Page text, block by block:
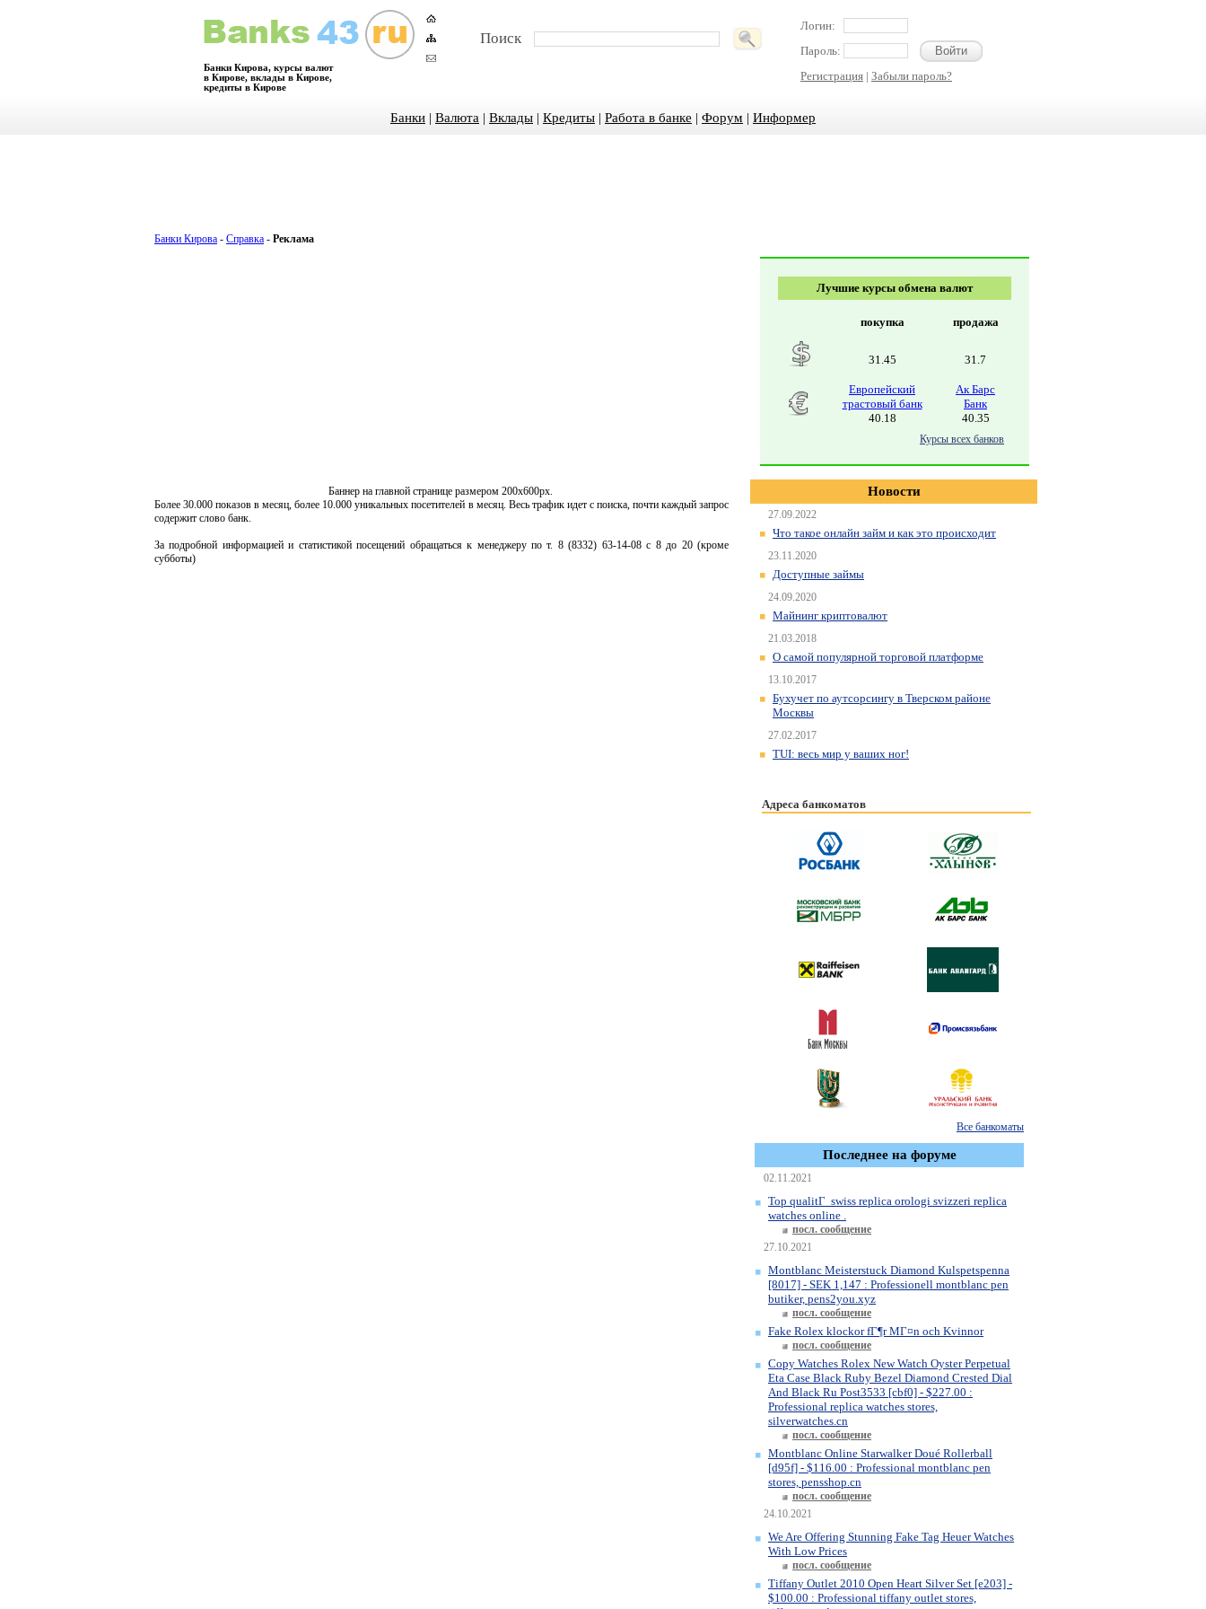
Банки Кирова, курсы валют
в Кирове, вклады в Кирове,
кредиты в Кирове
Поиск
Логин:
Пароль:
Регистрация | Забыли пароль?
Банки | Валюта | Вклады | Кредиты | Работа в банке | Форум | Информер
Банки Кирова - Справка - Реклама
Баннер на главной странице размером 200x600px.
Более 30.000 показов в месяц, более 10.000 уникальных посетителей в месяц. Весь трафик идет с поиска, почти каждый запрос
содержит слово банк.
За подробной информацией и статистикой посещений обращаться к менеджеру по т. 8 (8332) 63-14-08 с 8 до 20 (кроме
субботы)
Лучшие курсы обмена валют
покупка продажа
31.45 31.7
Европейский
трастовый банк
40.18
Ак Барс
Банк
40.35
Курсы всех банков
Новости
27.09.2022
Что такое онлайн займ и как это происходит
23.11.2020
Доступные займы
24.09.2020
Майнинг криптовалют
21.03.2018
О самой популярной торговой платформе
13.10.2017
Бухучет по аутсорсингу в Тверском районе
Москвы
27.02.2017
TUI: весь мир у ваших ног!
Адреса банкоматов
Все банкоматы
Последнее на форуме
02.11.2021
Top qualitГ swiss replica orologi svizzeri replica
watches online .
посл. сообщение
27.10.2021
Montblanc Meisterstuck Diamond Kulspetspenna
[8017] - SEK 1,147 : Professionell montblanc pen
butiker, pens2you.xyz
посл. сообщение
Fake Rolex klockor fГ¶r MГ¤n och Kvinnor
посл. сообщение
Copy Watches Rolex New Watch Oyster Perpetual
Eta Case Black Ruby Bezel Diamond Crested Dial
And Black Ru Post3533 [cbf0] - $227.00 :
Professional replica watches stores,
silverwatches.cn
посл. сообщение
Montblanc Online Starwalker Doué Rollerball
[d95f] - $116.00 : Professional montblanc pen
stores, pensshop.cn
посл. сообщение
24.10.2021
We Are Offering Stunning Fake Tag Heuer Watches
With Low Prices
посл. сообщение
Tiffany Outlet 2010 Open Heart Silver Set [e203] -
$100.00 : Professional tiffany outlet stores,